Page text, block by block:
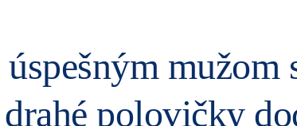
mužom
polovičky